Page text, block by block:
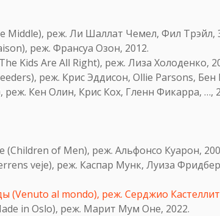
Middle), реж. Ли Шаллат Чемел, Фил Трэйл,
реж. Франсуа Озон, 2012.
Kids Are All Right), реж. Лиза Холоденко,
реж. Крис Эддисон, Ollie Parsons, Бен
реж. Кен Олин, Крис Кох, Гленн Фикарра, …,
(Children of Men), реж. Альфонсо Куарон,
veje), реж. Каспар Мунк, Луиза
(Venuto al mondo), реж. Серджио
in Oslo), реж. Марит Мум Оне, 2022.